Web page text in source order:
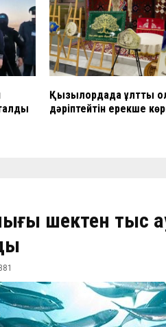
Қызылордада ұлттық
дәріптейтін ерекше
шектен тыс